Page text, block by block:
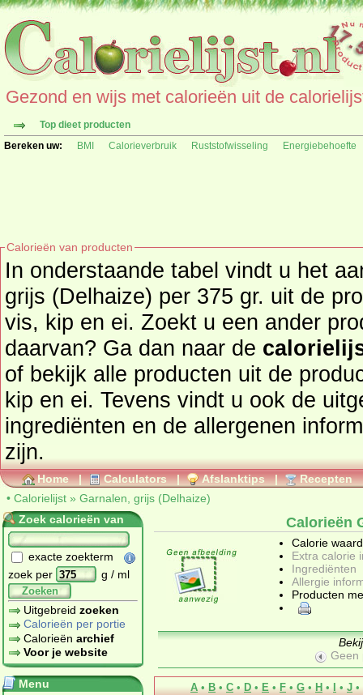
Gezond en wijs met calorieën uit de
Top dieet producten
Bereken uw:
BMI Calorieverbruik Ruststofwisseling Energiebehoefte
Calorieën van producten
In onderstaande tabel vindt u het
grijs (Delhaize) per 375 gr. uit de productgroep vlees(waren),
vis, kip en ei. Zoekt u een ander
daarvan? Ga dan naar de
of bekijk alle producten uit de
kip en ei. Tevens vindt u ook de uitgebreide calorie informatie,
ingrediënten en de allergenen informatie als deze beschikbaar
zijn.
Home | Calculators | Afslanktips | Recepten
• Calorielijst » Garnalen, grijs (Delhaize)
Zoek calorieën van
exacte zoekterm
zoek per
g / ml
Zoeken
Uitgebreid zoeken
Calorieën per portie
Calorieën archief
Voor je website
Menu
Calorieën
Calorie
Extra calorie
Ingrediënten
Allergie
Producten
Geen
A • B • C • D • E • F • G • H • I • J •